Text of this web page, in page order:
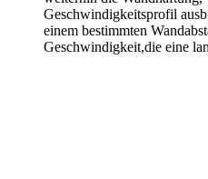
Geschwindigkeitsprofil
einem bestimmten
Geschwindigkeit,die eine